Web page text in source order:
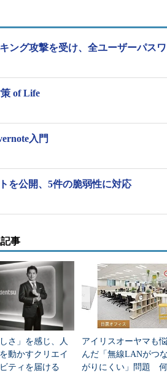
ズムよりも高速に行える。このため
、しかもそれらを変更せず使い続
猶予が短くなることを意味すると指
ング攻撃を受け、全ユーザーパス
of Life
入門
を公開、5件の脆弱性に対応
事
しさ」を感じ、人
動かすクリエイ
ティを届ける
アイリスオーヤマも悩
んだ「無線LANがつな
がりにくい」問題 何